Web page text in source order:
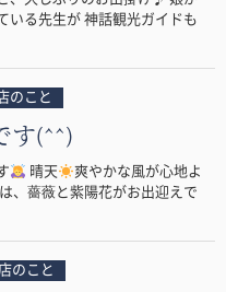
いる先生が 神話観光ガイドも
のこと
す(^^)
晴天
爽やかな風が心地よ
、薔薇と紫陽花がお出迎えで
のこと